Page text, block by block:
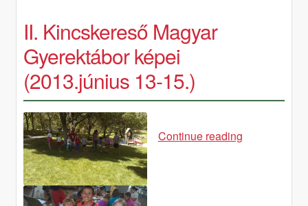
II. Kincskereső Magyar
Gyerektábor képei
(2013.június 13-15.)
Continue readingII.